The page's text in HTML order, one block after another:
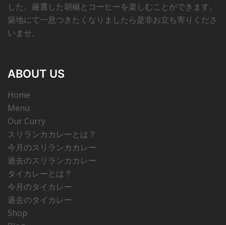
した。厳選した胡椒とコーヒーを楽しむことができます。
築地にて一息つきたくなりましたら是非お立ち寄りくださ
いませ。
ABOUT US
Home
Menu
Our Curry
スリランカカレーとは？
今月のスリランカカレー
過去のスリランカカレー
タイカレーとは？
今月のタイカレー
過去のタイカレー
Shop